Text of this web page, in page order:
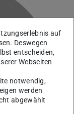
auf
Deswegen
entscheiden,
Webseiten
notwendig,
werden
abgewählt